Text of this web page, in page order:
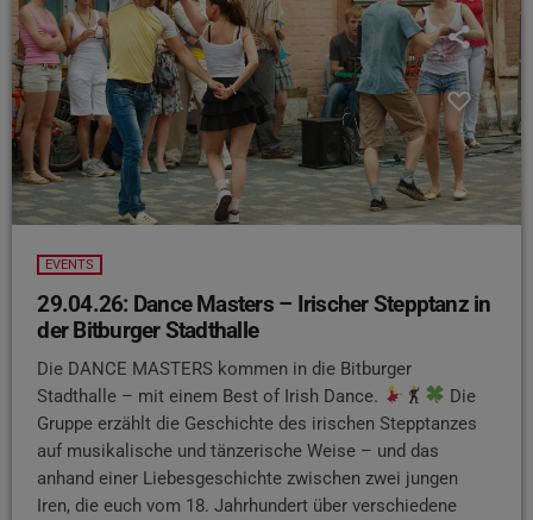
EVENTS
29.04.26: Dance Masters – Irischer Stepptanz in
der Bitburger Stadthalle
Die DANCE MASTERS kommen in die Bitburger
Stadthalle – mit einem Best of Irish Dance.
Die
Gruppe erzählt die Geschichte des irischen Stepptanzes
auf musikalische und tänzerische Weise – und das
anhand einer Liebesgeschichte zwischen zwei jungen
Iren, die euch vom 18. Jahrhundert über verschiedene